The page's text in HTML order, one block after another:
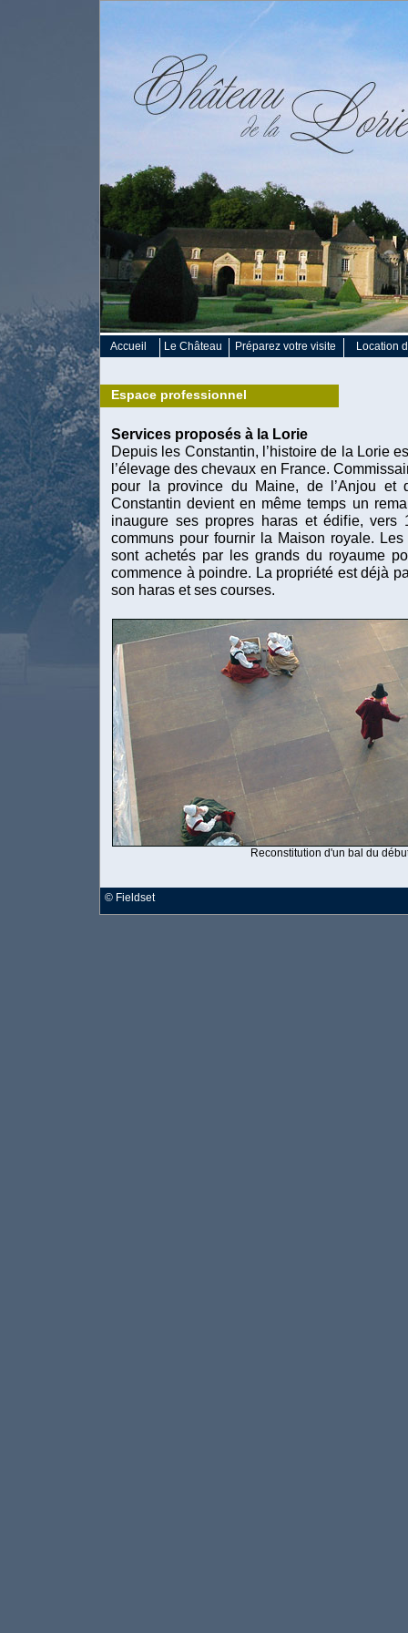
Accueil Le Château Préparez votre visite Location
Espace professionnel
Services proposés à la Lorie
Depuis les Constantin, l’histoire de la Lorie
l’élevage des chevaux en France.
pour la province du Maine, de l’Anjou et
Constantin devient en même temps un
inaugure ses propres haras et édifie, vers
communs pour fournir la Maison royale.
sont achetés par les grands du royaume
commence à poindre. La propriété est déjà
son haras et ses courses.
Reconstitution d'un bal du
© Fieldset